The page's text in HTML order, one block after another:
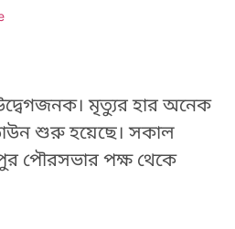
মৃত্যুর হার অনেক
শুরু হয়েছে। সকাল
পৌরসভার পক্ষ থেকে